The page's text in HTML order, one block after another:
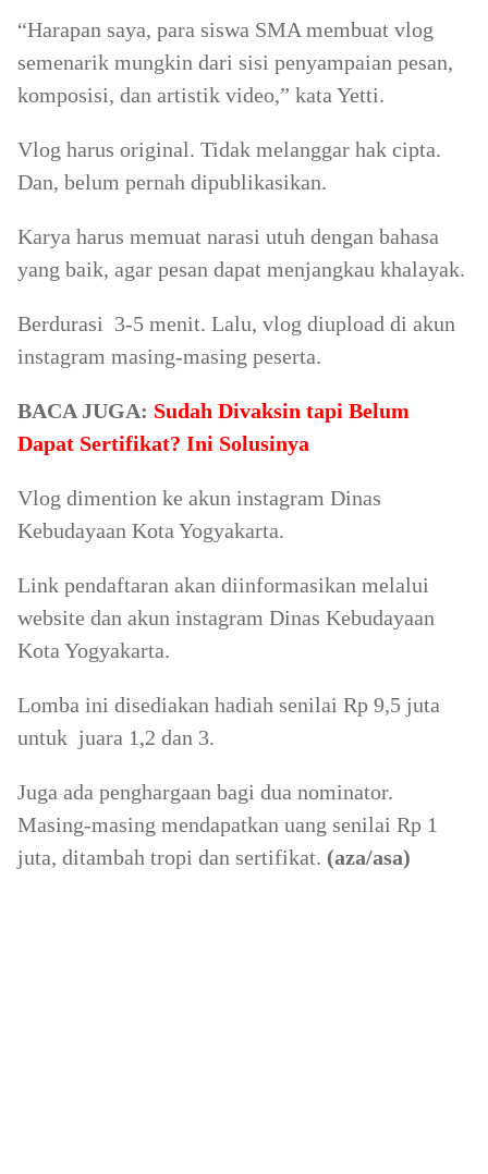
“Harapan saya, para siswa SMA membuat vlog
semenarik mungkin dari sisi penyampaian pesan,
komposisi, dan artistik video,” kata Yetti.
Vlog harus original. Tidak melanggar hak cipta.
Dan, belum pernah dipublikasikan.
Karya harus memuat narasi utuh dengan bahasa
yang baik, agar pesan dapat menjangkau khalayak.
Berdurasi 3-5 menit. Lalu, vlog diupload di akun
instagram masing-masing peserta.
BACA JUGA: Sudah Divaksin tapi Belum
Dapat Sertifikat? Ini Solusinya
Vlog dimention ke akun instagram Dinas
Kebudayaan Kota Yogyakarta.
Link pendaftaran akan diinformasikan melalui
website dan akun instagram Dinas Kebudayaan
Kota Yogyakarta.
Lomba ini disediakan hadiah senilai Rp 9,5 juta
untuk juara 1,2 dan 3.
Juga ada penghargaan bagi dua nominator.
Masing-masing mendapatkan uang senilai Rp 1
juta, ditambah tropi dan sertifikat. (aza/asa)